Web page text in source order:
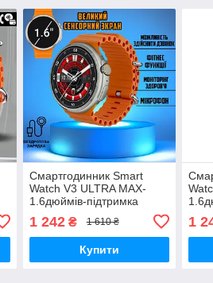
Смартгодинник Smart
Watch V3 ULTRA MAX-
1.6дюймів-підтримка
дзвінків, спортивні режими
Orange
1 242₴ 1 610 ₴
Купити
1